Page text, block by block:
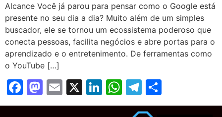
Alcance Você já parou para pensar como o Google está
presente no seu dia a dia? Muito além de um simples
buscador, ele se tornou um ecossistema poderoso que
conecta pessoas, facilita negócios e abre portas para o
aprendizado e o entretenimento. De ferramentas como
o YouTube […]
Facebook
Mastodon
Email
X LinkedIn
WhatsApp
Telegram